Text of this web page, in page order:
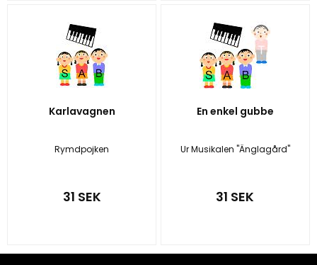
Karlavagnen
Rymdpojken
31 SEK
En enkel gubbe
Ur Musikalen "Änglagård"
31 SEK